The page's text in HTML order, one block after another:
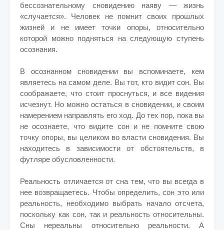
бессознательному сновидению наяву — жизнь
«случается». Человек не помнит своих прошлых
жизней и не имеет точки опоры, относительно
которой можно подняться на следующую ступень
осознания.
В осознанном сновидении вы вспоминаете, кем
являетесь на самом деле. Вы тот, кто видит сон. Вы
соображаете, что стоит проснуться, и все видения
исчезнут. Но можно остаться в сновидении, и своим
намерением направлять его ход. До тех пор, пока вы
не осознаете, что видите сон и не помните свою
точку опоры, вы целиком во власти сновидения. Вы
находитесь в зависимости от обстоятельств, в
футляре обусловленности.
Реальность отличается от сна тем, что вы всегда в
нее возвращаетесь. Чтобы определить, сон это или
реальность, необходимо выбрать начало отсчета,
поскольку как сон, так и реальность относительны.
Сны нереальны относительно реальности. А